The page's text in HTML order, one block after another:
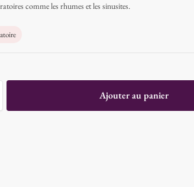
comme les rhumes et les sinusites.
Ajouter au panier